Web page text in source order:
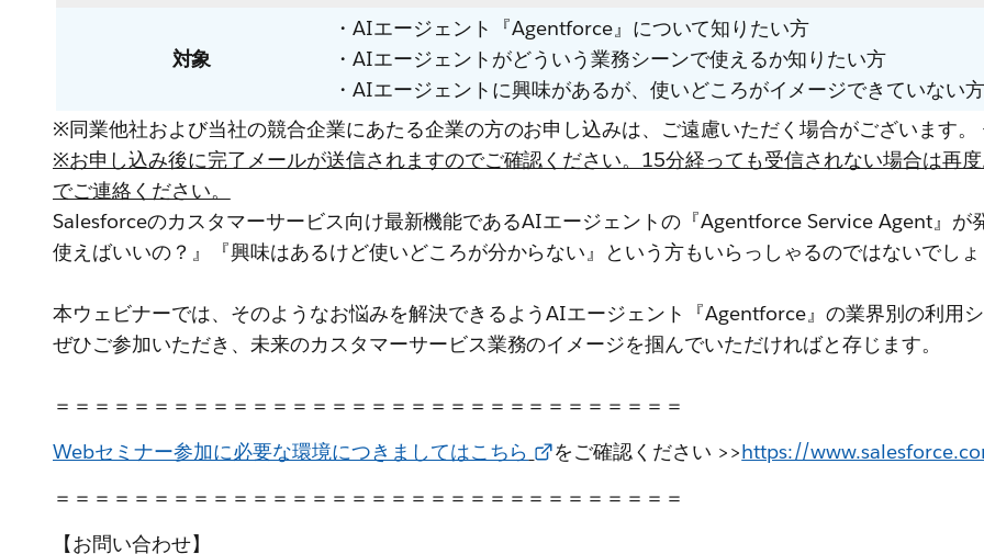
対象
・AIエージェント『Agentforce』について知りたい方
・AIエージェントがどういう業務シーンで使えるか知りたい方
・AIエージェントに興味があるが、使いどころがイメージできていない
※同業他社および当社の競合企業にあたる企業の方のお申し込みは、ご遠慮いただく場合がございます
※お申し込み後に完了メールが送信されますのでご確認ください。15分経っても受信されない場合は再
でご連絡ください。
Salesforceのカスタマーサービス向け最新機能であるAIエージェントの『Agentforce Service Agent』が
使えばいいの？』『興味はあるけど使いどころが分からない』という方もいらっしゃるのではないでし
本ウェビナーでは、そのようなお悩みを解決できるようAIエージェント『Agentforce』の業界別の利用
ぜひご参加いただき、未来のカスタマーサービス業務のイメージを掴んでいただければと存じます。
＝＝＝＝＝＝＝＝＝＝＝＝＝＝＝＝＝＝＝＝＝＝＝＝＝＝＝＝＝＝＝＝
Webセミナー参加に必要な環境につきましてはこちら
をご確認ください >>https://
＝＝＝＝＝＝＝＝＝＝＝＝＝＝＝＝＝＝＝＝＝＝＝＝＝＝＝＝＝＝＝＝
【お問い合わせ】